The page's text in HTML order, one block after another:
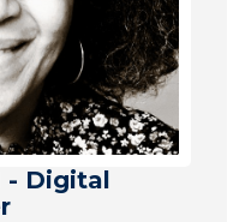
- Digital